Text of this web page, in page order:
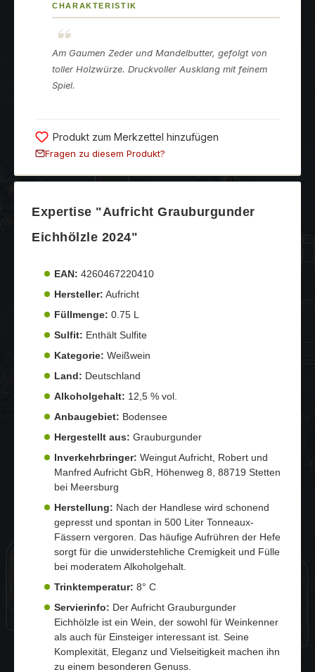
CHARAKTERISTIK
Am Gaumen Zeder und Mandelbutter, gefolgt von
toller Holzwürze. Druckvoller Ausklang mit feinem
Spiel.
Produkt zum Merkzettel hinzufügen
Fragen zu diesem Produkt?
Expertise "Aufricht Grauburgunder
Eichhölzle 2024"
EAN: 4260467220410
Hersteller: Aufricht
Füllmenge: 0.75 L
Sulfit: Enthält Sulfite
Kategorie: Weißwein
Land: Deutschland
Alkoholgehalt: 12,5 % vol.
Anbaugebiet: Bodensee
Hergestellt aus: Grauburgunder
Inverkehrbringer: Weingut Aufricht, Robert und
Manfred Aufricht GbR, Höhenweg 8, 88719 Stetten
bei Meersburg
Herstellung: Nach der Handlese wird schonend
gepresst und spontan in 500 Liter Tonneaux-
Fässern vergoren. Das häufige Aufrühren der Hefe
sorgt für die unwiderstehliche Cremigkeit und Fülle
bei moderatem Alkoholgehalt.
Trinktemperatur: 8° C
Servierinfo: Der Aufricht Grauburgunder
Eichhölzle ist ein Wein, der sowohl für Weinkenner
als auch für Einsteiger interessant ist. Seine
Komplexität, Eleganz und Vielseitigkeit machen ihn
zu einem besonderen Genuss.